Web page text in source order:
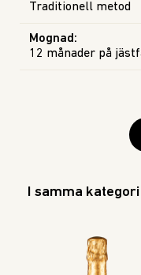
Traditionell metod
Mognad :
12 månader på
I samma kategori